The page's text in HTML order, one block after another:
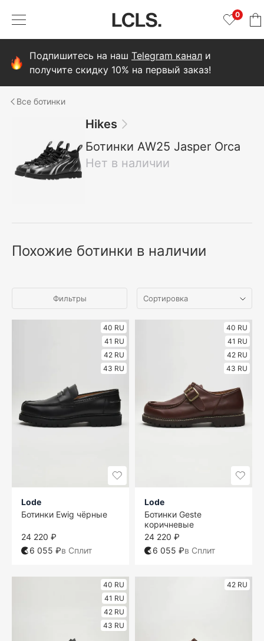
0
Подпишитесь на наш Telegram канал и
получите скидку 10% на первый заказ!
ботинки
Hikes
Ботинки AW25 Jasper Orca
Нет в наличии
Похожие ботинки в наличии
Фильтры
40 RU
41 RU
42 RU
43 RU
Lode
Ботинки Ewig чёрные
24 220 ₽
6 055 ₽в Сплит
40 RU
41 RU
42 RU
43 RU
Lode
Ботинки Geste
коричневые
24 220 ₽
6 055 ₽в Сплит
40 RU
41 RU
42 RU
43 RU
42 RU